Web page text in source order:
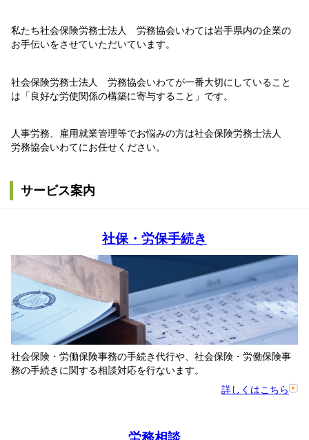
私たち社会保険労務士法人 労務協会いわては岩手県内の企業の
お手伝いをさせていただいています。
社会保険労務士法人 労務協会いわてが一番大切にしていること
は「良好な労使関係の構築に寄与すること」です。
人事労務、雇用就業管理等でお悩みの方は社会保険労務士法人
労務協会いわてにお任せください。
サービス案内
社保・労保手続き
社会保険・労働保険事務の手続き代行や、社会保険・労働保険事
務の手続きに関する相談対応を行ないます。
詳しくはこちら